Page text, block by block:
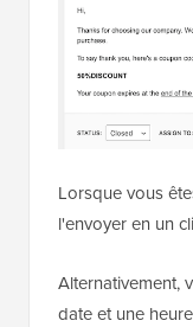
Lorsque vous
l'envoyer en un
Alternativement,
date et une